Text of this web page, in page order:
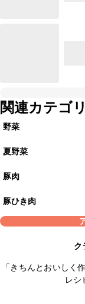
関連カテゴリ
野菜
夏野菜
豚肉
豚ひき肉
ク
「きちんとおいしく
レシ